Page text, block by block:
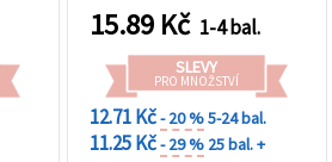
15.89 Kč 1-4 bal.
SLEVY
PRO MNOŽSTVÍ
12.71 Kč- 20 %5-24 bal.
11.25 Kč- 29 % 25 bal. +